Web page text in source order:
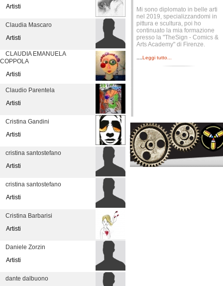
Artisti
Claudia Mascaro
Artisti
CLAUDIA EMANUELA
COPPOLA
Artisti
Claudio Parentela
Artisti
Cristina Gandini
Artisti
cristina santostefano
Artisti
cristina santostefano
Artisti
Cristina Barbarisi
Artisti
Daniele Zorzin
Artisti
dante dalbuono
Mi sono diplomato in belle arti
nel 2019, specializzandomi in
pittura e scultura, poi ho
continuato la mia formazione
presso la "TheSign - Comics &
Arts Academy" di Firenze.
....Leggi tutto...